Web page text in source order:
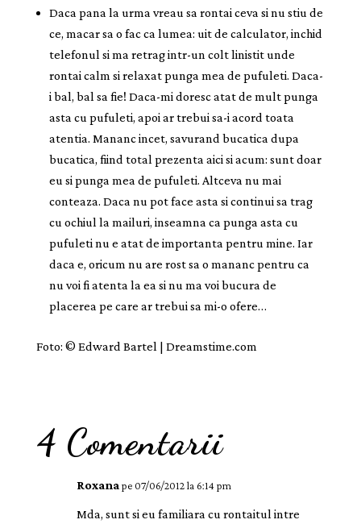
Daca pana la urma vreau sa rontai ceva si nu stiu de
ce, macar sa o fac ca lumea: uit de calculator, inchid
telefonul si ma retrag intr-un colt linistit unde
rontai calm si relaxat punga mea de pufuleti. Daca-
i bal, bal sa fie! Daca-mi doresc atat de mult punga
asta cu pufuleti, apoi ar trebui sa-i acord toata
atentia. Mananc incet, savurand bucatica dupa
bucatica, fiind total prezenta aici si acum: sunt doar
eu si punga mea de pufuleti. Altceva nu mai
conteaza. Daca nu pot face asta si continui sa trag
cu ochiul la mailuri, inseamna ca punga asta cu
pufuleti nu e atat de importanta pentru mine. Iar
daca e, oricum nu are rost sa o mananc pentru ca
nu voi fi atenta la ea si nu ma voi bucura de
placerea pe care ar trebui sa mi-o ofere…
Foto: © Edward Bartel | Dreamstime.com
4 Comentarii
Roxana pe 07/06/2012 la 6:14 pm
Mda, sunt si eu familiara cu rontaitul intre